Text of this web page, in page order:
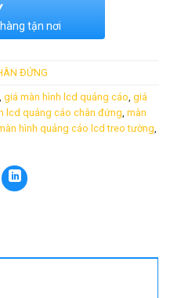
tận nơi
ĐỨNG
giá màn hình lcd quảng cáo giá
lcd quảng cáo chân đứng màn
hình quảng cáo lcd treo tường